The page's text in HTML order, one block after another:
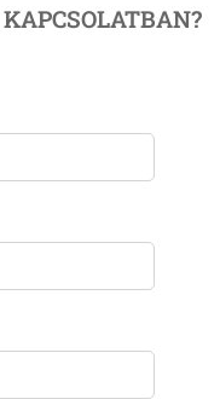
KAPCSOLATBAN?